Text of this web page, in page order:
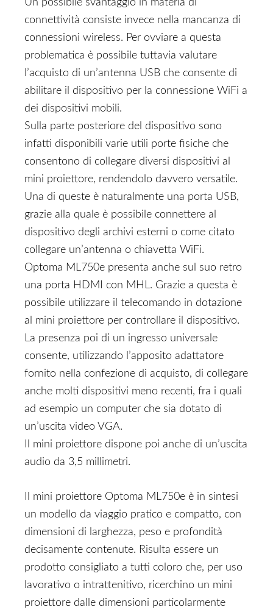
Un possibile svantaggio in materia di
connettività consiste invece nella mancanza di
connessioni wireless. Per ovviare a questa
problematica è possibile tuttavia valutare
l’acquisto di un’antenna USB che consente di
abilitare il dispositivo per la connessione WiFi a
dei dispositivi mobili.
Sulla parte posteriore del dispositivo sono
infatti disponibili varie utili porte fisiche che
consentono di collegare diversi dispositivi al
mini proiettore, rendendolo davvero versatile.
Una di queste è naturalmente una porta USB,
grazie alla quale è possibile connettere al
dispositivo degli archivi esterni o come citato
collegare un’antenna o chiavetta WiFi.
Optoma ML750e presenta anche sul suo retro
una porta HDMI con MHL. Grazie a questa è
possibile utilizzare il telecomando in dotazione
al mini proiettore per controllare il dispositivo.
La presenza poi di un ingresso universale
consente, utilizzando l’apposito adattatore
fornito nella confezione di acquisto, di collegare
anche molti dispositivi meno recenti, fra i quali
ad esempio un computer che sia dotato di
un’uscita video VGA.
Il mini proiettore dispone poi anche di un’uscita
audio da 3,5 millimetri.
Il mini proiettore Optoma ML750e è in sintesi
un modello da viaggio pratico e compatto, con
dimensioni di larghezza, peso e profondità
decisamente contenute. Risulta essere un
prodotto consigliato a tutti coloro che, per uso
lavorativo o intrattenitivo, ricerchino un mini
proiettore dalle dimensioni particolarmente